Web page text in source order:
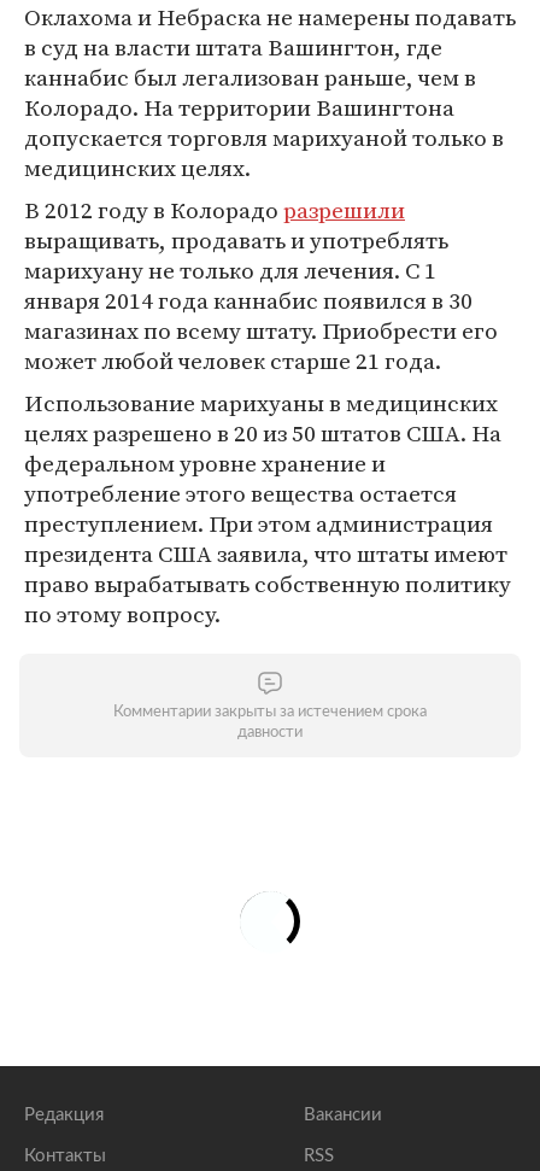
Оклахома и Небраска не намерены подавать
в суд на власти штата Вашингтон, где
каннабис был легализован раньше, чем в
Колорадо. На территории Вашингтона
допускается торговля марихуаной только в
медицинских целях.
В 2012 году в Колорадоразрешили
выращивать, продавать и употреблять
марихуану не только для лечения. С 1
января 2014 года каннабис появился в 30
магазинах по всему штату. Приобрести его
может любой человек старше 21 года.
Использование марихуаны в медицинских
целях разрешено в 20 из 50 штатов США. На
федеральном уровне хранение и
употребление этого вещества остается
преступлением. При этом администрация
президента США заявила, что штаты имеют
право вырабатывать собственную политику
по этому вопросу.
Комментарии закрыты за истечением срока
давности
Редакция
Контакты
Вакансии
RSS